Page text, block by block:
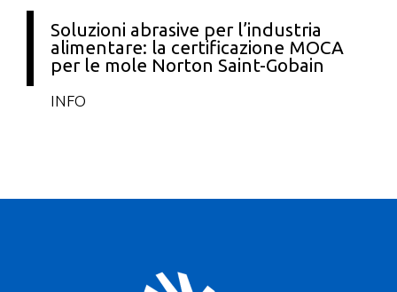
Soluzioni abrasive per l’industria
alimentare: la certificazione MOCA
per le mole Norton Saint-Gobain
INFO